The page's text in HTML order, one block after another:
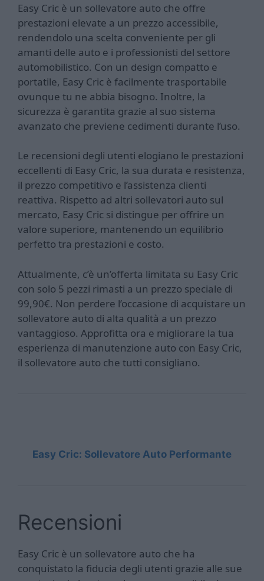
Easy Cric è un sollevatore auto che offre
prestazioni elevate a un prezzo accessibile,
rendendolo una scelta conveniente per gli
amanti delle auto e i professionisti del settore
automobilistico. Con un design compatto e
portatile, Easy Cric è facilmente trasportabile
ovunque tu ne abbia bisogno. Inoltre, la
sicurezza è garantita grazie al suo sistema
avanzato che previene cedimenti durante l’uso.
Le recensioni degli utenti elogiano le prestazioni
eccellenti di Easy Cric, la sua durata e resistenza,
il prezzo competitivo e l’assistenza clienti
reattiva. Rispetto ad altri sollevatori auto sul
mercato, Easy Cric si distingue per offrire un
valore superiore, mantenendo un equilibrio
perfetto tra prestazioni e costo.
Attualmente, c’è un’offerta limitata su Easy Cric
con solo 5 pezzi rimasti a un prezzo speciale di
99,90€. Non perdere l’occasione di acquistare un
sollevatore auto di alta qualità a un prezzo
vantaggioso. Approfitta ora e migliorare la tua
esperienza di manutenzione auto con Easy Cric,
il sollevatore auto che tutti consigliano.
Easy Cric: Sollevatore Auto Performante
Recensioni
Easy Cric è un sollevatore auto che ha
conquistato la fiducia degli utenti grazie alle sue